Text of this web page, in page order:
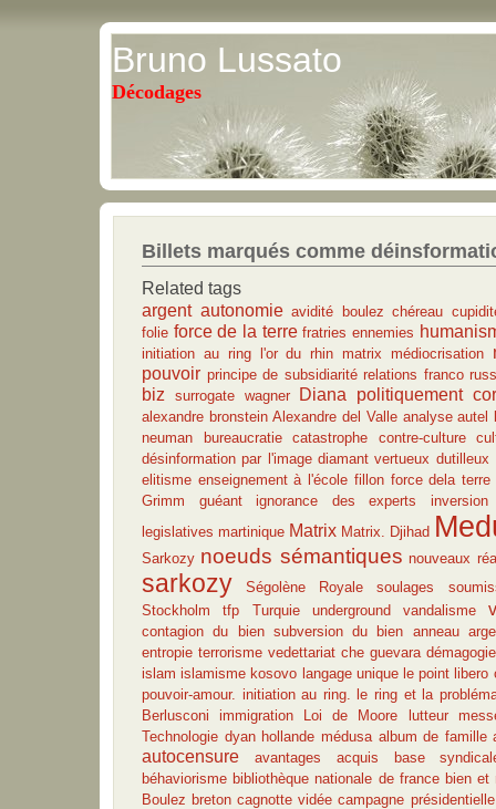
Bruno Lussato
Décodages
Billets marqués comme
Related tags
argent autonomie avidité boulez chéreau
folie force de la terre fratries ennemies
initiation au ring l'or du rhin matrix médiocrisation
pouvoir principe de subsidiarité relations franco
biz surrogate wagner Diana politiquement
alexandre bronstein Alexandre del Valle analyse autel
neuman
bureaucratie catastrophe contre-culture
désinformation par l'image diamant vertueux dutilleux
elitisme enseignement à l'école fillon force dela terre
Grimm
guéant ignorance des experts
inversion
legislatives martinique Matrix Matrix. Djihad
Sarkozy noeuds sémantiques nouveaux
sarkozy Ségolène Royale soulages
Stockholm
tfp Turquie underground vandalisme
contagion du bien subversion du bien anneau
entropie terrorisme vedettariat che guevara démagogie
islam islamisme kosovo langage unique le point libero
pouvoir-amour. initiation au ring. le ring et la
Berlusconi
immigration Loi de Moore lutteur
Technologie dyan hollande médusa album de famille
autocensure avantages acquis
base
béhaviorisme bibliothèque nationale de france bien et
Boulez breton cagnotte vidée campagne présidentielle